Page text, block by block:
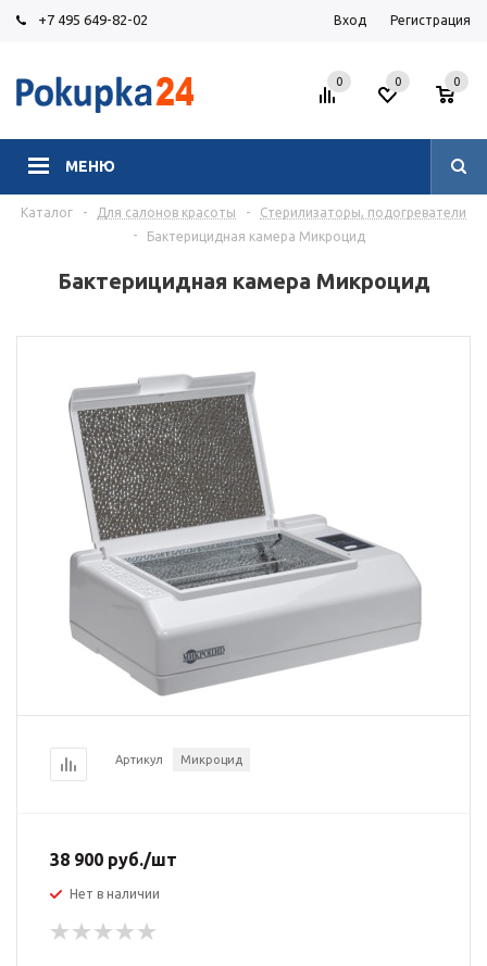
+7 495 649-82-02 Вход Регистрация
МЕНЮ
0 0
0
Каталог - Для салонов красоты -
Стерилизаторы, подогреватели
-
Бактерицидная камера Микроцид
Бактерицидная камера Микроцид
Артикул Микроцид
38 900 руб./шт
Нет в наличии